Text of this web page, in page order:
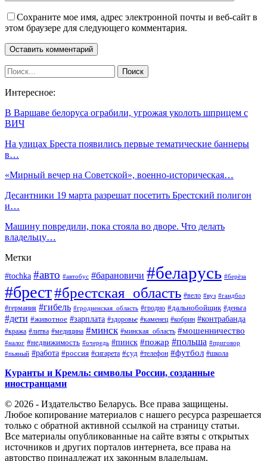
Сохраните мое имя, адрес электронной почты и веб-сайт в
этом браузере для следующего комментария.
Интересное:
В Варшаве белоруса ограбили, угрожая уколоть шприцем с
ВИЧ
На улицах Бреста появились первые тематические баннеры
в…
«Мирный вечер на Советской», военно-историческая…
Десантники 19 марта разрешат посетить Брестский полигон
и…
Машину повредили, пока стояла во дворе. Что делать
владельцу…
Метки
#tochka #авто #автобус #барановичи #беларусь #берёза
#брест#брестская_область #вело #вуз #гандбол
#германия #гибель #гродненская_область #гродно #дальнобойщик #деньга
#дети #животное #зарплата #здоровье #каменец #кобрин #контрабанда
#кража #литва #медицина #минск #минская_область #мошенничество
#налог #недвижимость #очередь #пинск #пожар #польша #приговор
#пьяный #работа #россия #сигарета #суд #телефон #футбол #школа
Куранты и Кремль: символы России, созданные
иностранцами
© 2026 - Издательство Беларусь. Все права защищены.
Любое копирование материалов с нашего ресурса разрешается
только с обратной активной ссылкой на страницу статьи.
Все материалы опубликованные на сайте взяты с открытых
источников и других порталов интернета, все права на
авторство принадлежат их законным владельцам.